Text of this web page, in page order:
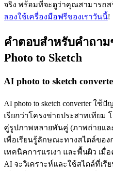
จริง พร้อมที่จะดูว่าคุณสามารถส
ลองใช้เครื่องมือฟรีของเราวันนี้!
คำตอบสำหรับคำถา
Photo to Sketch
AI photo to sketch
AI photo to sketch converter ใ
เรียกว่าโครงข่ายประสาทเทียม
คู่รูปภาพหลายพันคู่ (ภาพถ่ายแ
เพื่อเรียนรู้ลักษณะทางสไตล์ของ
เทคนิคการแรเงา และพื้นผิว เ
AI จะวิเคราะห์และใช้สไตล์ที่เรี